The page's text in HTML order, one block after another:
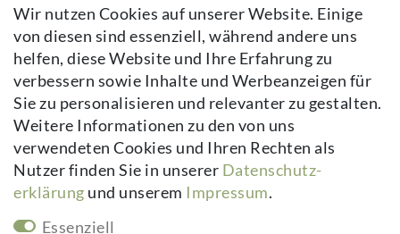
Impressum
Daten­schutz­erklärung
AGB
Kontakt
Vertrag widerrufen
Newsletter
E-MAIL **
Newsletter
Wir nutzen Cookies auf unserer Website. Einige
von diesen sind essenziell, während andere uns
helfen, diese Website und Ihre Erfahrung zu
verbessern sowie Inhalte und Werbeanzeigen für
Sie zu personalisieren und relevanter zu gestalten.
Weitere Informationen zu den von uns
verwendeten Cookies und Ihren Rechten als
Nutzer finden Sie in unserer Daten­schutz­
erklärung und unserem Impressum.
Essenziell